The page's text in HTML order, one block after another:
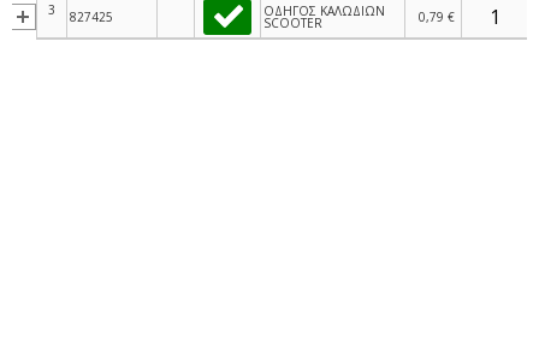
3 827425 ΟΔΗΓΟΣ ΚΑΛΩΔΙΩΝ
SCOOTER 0,79 €